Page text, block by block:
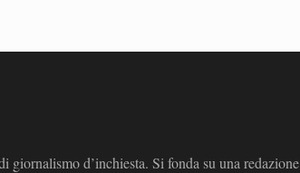
d’inchiesta. Si fonda su una redazione